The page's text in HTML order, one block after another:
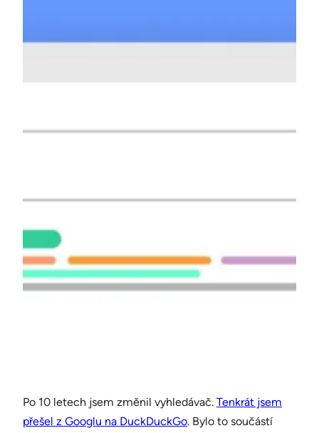
Po 10 letech jsem změnil vyhledávač. Tenkrát jsem
přešel z Googlu na DuckDuckGo. Bylo to součástí